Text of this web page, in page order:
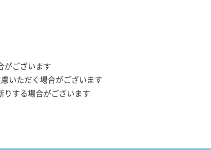
がございます
いただく場合がございます
する場合がございます